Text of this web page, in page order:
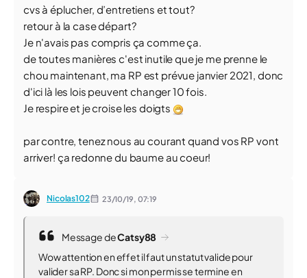
cvs à éplucher, d’entretiens et tout?
retour à la case départ?
Je n'avais pas compris ça comme ça.
de toutes manières c'est inutile que je me prenne le
chou maintenant, ma RP est prévue janvier 2021, donc
d'ici là les lois peuvent changer 10 fois.
Je respire et je croise les doigts
par contre, tenez nous au courant quand vos RP vont
arriver! ça redonne du baume au coeur!
Nicolas102 23/10/19, 07:19
Message deCatsy88
Wow attention en effet il faut un statut valide pour
valider sa RP. Donc si mon permis se termine en